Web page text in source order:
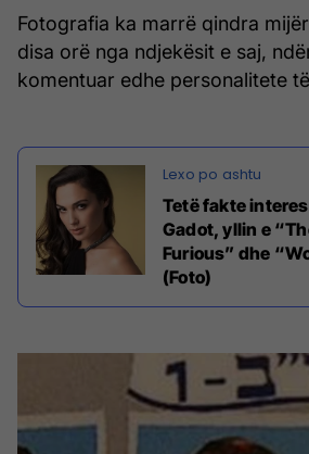
Fotografia ka marrë qindra
disa orë nga ndjekësit e saj,
komentuar edhe personalitete
Tetë fakte
Gadot, yllin e
Furious” dhe
(Foto)